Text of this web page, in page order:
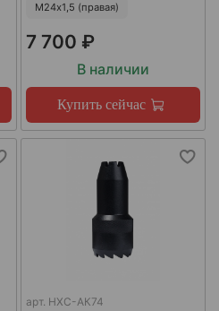
М24х1,5 (правая)
7 700 ₽
В наличии
Купить сейчас
арт. НХС-АК74